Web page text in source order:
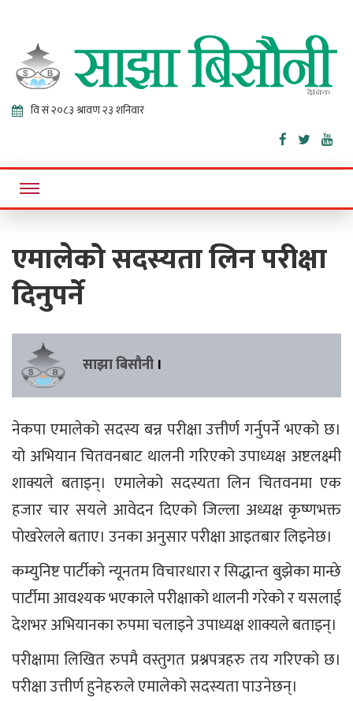
Sajha
Bisaunee
Online News Portal
एमालेको सदस्यता लिन परीक्षा
दिनुपर्ने
साझा बिसौनी ।
नेकपा एमालेको सदस्य बन्न परीक्षा उत्तीर्ण गर्नुपर्ने भएको छ।
यो अभियान चितवनबाट थालनी गरिएको उपाध्यक्ष अष्टलक्ष्मी
शाक्यले बताइन्। एमालेको सदस्यता लिन चितवनमा एक
हजार चार सयले आवेदन दिएको जिल्ला अध्यक्ष कृष्णभक्त
पोखरेलले बताए। उनका अनुसार परीक्षा आइतबार लिइनेछ।
कम्युनिष्ट पार्टीको न्यूनतम विचारधारा र सिद्धान्त बुझेका मान्छे
पार्टीमा आवश्यक भएकाले परीक्षाको थालनी गरेको र यसलाई
देशभर अभियानका रुपमा चलाइने उपाध्यक्ष शाक्यले बताइन्।
परीक्षामा लिखित रुपमै वस्तुगत प्रश्नपत्रहरु तय गरिएको छ।
परीक्षा उत्तीर्ण हुनेहरुले एमालेको सदस्यता पाउनेछन्।